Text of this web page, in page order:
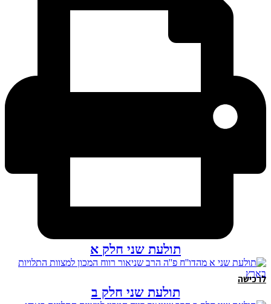
תולעת שני חלק א
לרכישה
תולעת שני חלק ב